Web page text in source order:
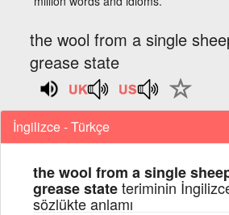
the wool from a single
grease state
İngilizce - Türkçe
the wool from a single
grease stateteriminin
sözlükte anlamı